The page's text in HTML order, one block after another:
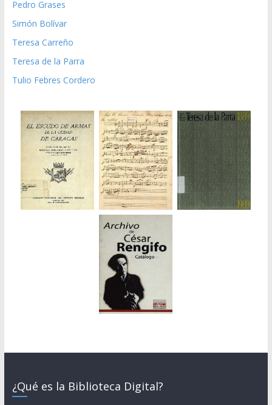
Pedro Grases
Simón Bolívar
Teresa Carreño
Teresa de la Parra
Tulio Febres Cordero
¿Qué es la Biblioteca Digital?